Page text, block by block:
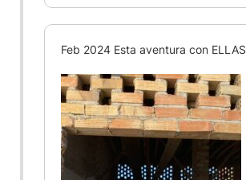
Feb 2024 Esta aventura con ELLAS